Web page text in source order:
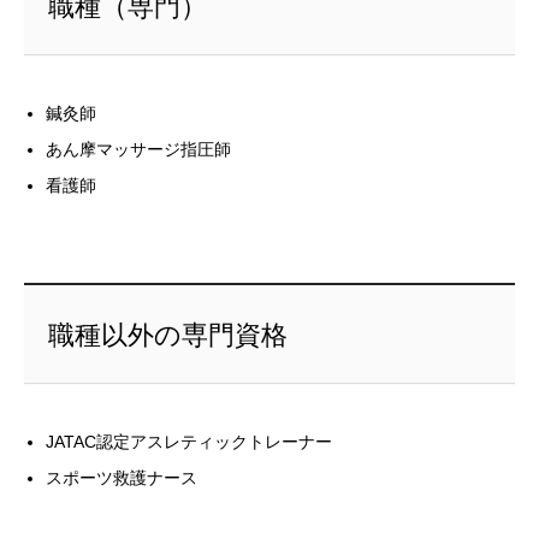
職種（専門）
鍼灸師
あん摩マッサージ指圧師
看護師
職種以外の専門資格
JATAC認定アスレティックトレーナー
スポーツ救護ナース